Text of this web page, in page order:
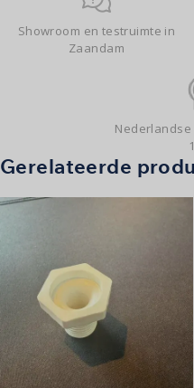
Showroom en testruimte in
Zaandam
Gerelateerde